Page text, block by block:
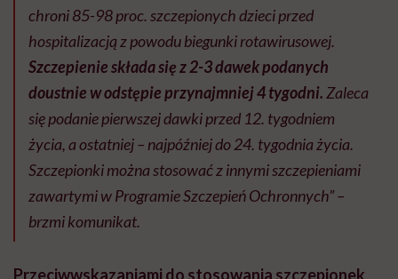
chroni 85-98 proc. szczepionych dzieci przed
hospitalizacją z powodu biegunki rotawirusowej.
Szczepienie składa się z 2-3 dawek podanych
doustnie w odstępie przynajmniej 4 tygodni. Zaleca
się podanie pierwszej dawki przed 12. tygodniem
życia, a ostatniej – najpóźniej do 24. tygodnia życia.
Szczepionki można stosować z innymi szczepieniami
zawartymi w Programie Szczepień Ochronnych” –
brzmi komunikat.
Przeciwwskazaniami do stosowania szczepionek